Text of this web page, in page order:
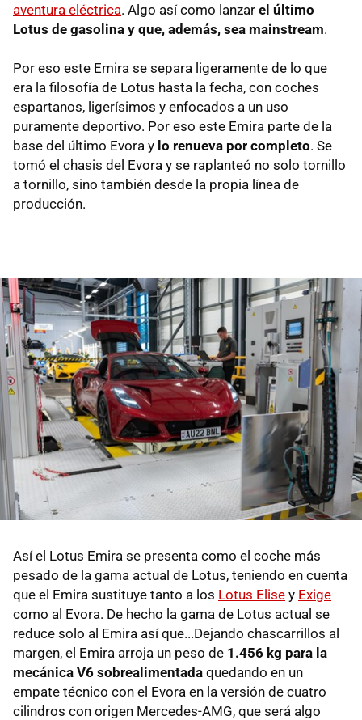
aventura eléctrica. Algo así como lanzar el último
Lotus de gasolina y que, además, sea mainstream.
Por eso este Emira se separa ligeramente de lo que
era la filosofía de Lotus hasta la fecha, con coches
espartanos, ligerísimos y enfocados a un uso
puramente deportivo. Por eso este Emira parte de la
base del último Evora y lo renueva por completo. Se
tomó el chasis del Evora y se raplanteó no solo tornillo
a tornillo, sino también desde la propia línea de
producción.
Así el Lotus Emira se presenta como el coche más
pesado de la gama actual de Lotus, teniendo en cuenta
que el Emira sustituye tanto a los Lotus Elise y Exige
como al Evora. De hecho la gama de Lotus actual se
reduce solo al Emira así que...Dejando chascarrillos al
margen, el Emira arroja un peso de 1.456 kg para la
mecánica V6 sobrealimentada quedando en un
empate técnico con el Evora en la versión de cuatro
cilindros con origen Mercedes-AMG, que será algo